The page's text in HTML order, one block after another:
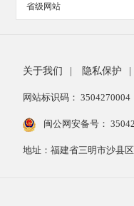
省级网站
关于我们 隐私保护
网站标识码： 3504270004
闽公网安备号：
地址：福建省三明市沙县